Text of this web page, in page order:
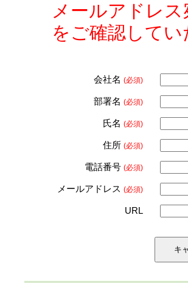
メールアドレ
をご確認して
会社名 (必須)
部署名 (必須)
氏名 (必須)
住所 (必須)
電話番号 (必須)
メールアドレス (必須)
URL